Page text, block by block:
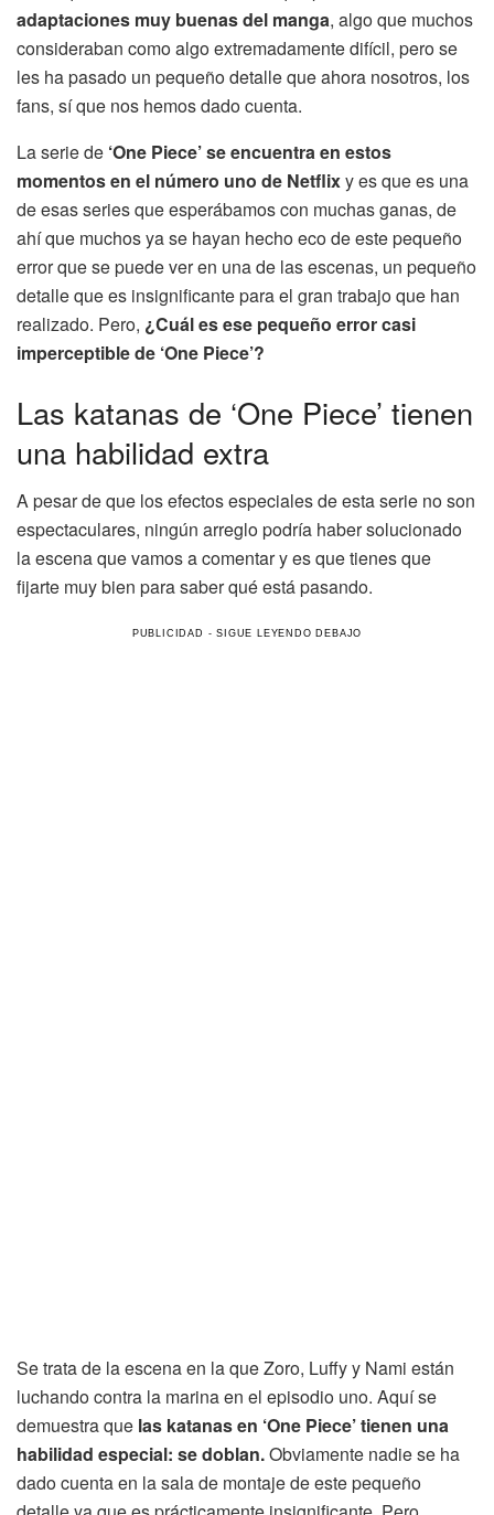
adaptaciones muy buenas del manga, algo que muchos
consideraban como algo extremadamente difícil, pero se
les ha pasado un pequeño detalle que ahora nosotros, los
fans, sí que nos hemos dado cuenta.
La serie de ‘One Piece’ se encuentra en estos
momentos en el número uno de Netflixy es que es una
de esas series que esperábamos con muchas ganas, de
ahí que muchos ya se hayan hecho eco de este pequeño
error que se puede ver en una de las escenas, un pequeño
detalle que es insignificante para el gran trabajo que han
realizado. Pero, ¿Cuál es ese pequeño error casi
imperceptible de ‘One Piece’?
Las katanas de ‘One Piece’ tienen
una habilidad extra
A pesar de que los efectos especiales de esta serie no son
espectaculares, ningún arreglo podría haber solucionado
la escena que vamos a comentar y es que tienes que
fijarte muy bien para saber qué está pasando.
Se trata de la escena en la que Zoro, Luffy y Nami están
luchando contra la marina en el episodio uno. Aquí se
demuestra que las katanas en ‘One Piece’ tienen una
habilidad especial: se doblan.Obviamente nadie se ha
dado cuenta en la sala de montaje de este pequeño